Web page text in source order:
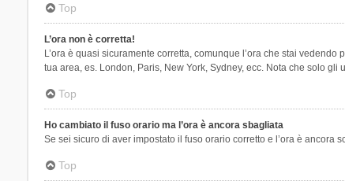
Top
L’ora non è corretta!
L’ora è quasi sicuramente corretta, comunque l’ora che stai
tua area, es. London, Paris, New York, Sydney, ecc. Nota che solo
Top
Ho cambiato il fuso orario ma l’ora è ancora sbagliata
Se sei sicuro di aver impostato il fuso orario corretto e l’ora è ancora
Top